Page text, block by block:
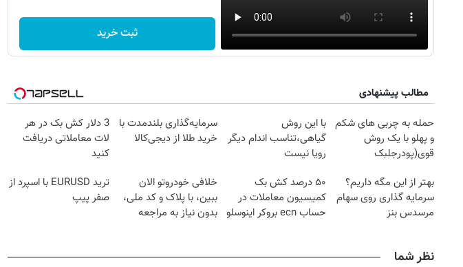
ثبت خرید
مطالب پیشنهادی
حمله به چربی های شکم
و پهلو با یک روش
قوی(پودرجلبک
با این روش
گیاهی،تناسب اندام دیگر
رویا نیست
سرمایه‌گذاری بلندمدت با
خرید طلا از دیجی‌کالا
3 دلار کش بک در هر
لات معاملاتی دریافت
کنید
بهتر از این مگه داریم؟
سرمایه گذاری روی سهام
مرسدس بنز
۵۰ درصد کش بک
کمیسیون معاملات در
حساب ecn بروکر اینوسلو
خلافی خودروتو الان
ببین، با پلاک و کد ملی،
بدون نیاز به مراجعه
ترید EURUSD با اسپرد از
صفر پیپ
نظر شما